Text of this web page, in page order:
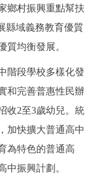
鄉村振興重點幫扶
縣域義務教育優質
質均衡發展。
階段學校多樣化發
和完善普惠性民辦
收2至3歲幼兒。統
加快擴大普通高中
為特色的普通高
中振興計劃。